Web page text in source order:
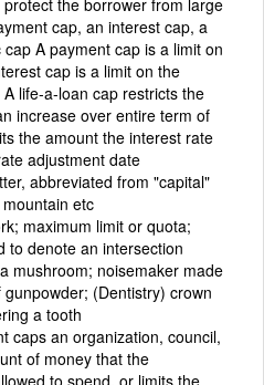
cap, an interest cap, a
A payment cap is a limit on
cap is a limit on the
life-a-loan cap restricts the
increase over entire term of
the amount the interest rate
adjustment date
abbreviated from "capital"
etc
maximum limit or quota;
to denote an intersection
mushroom; noisemaker made
(Dentistry) crown
a tooth
caps an organization, council,
of money that the
to spend, or limits the